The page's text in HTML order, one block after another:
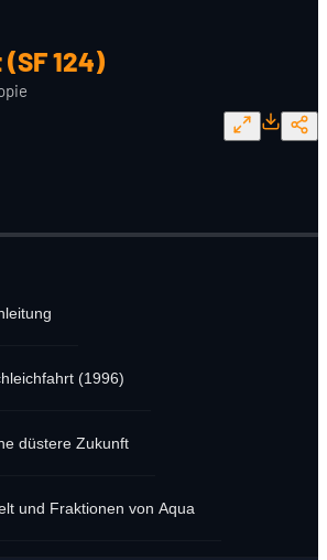
124)
(1996)
düstere Zukunft
und Fraktionen von Aqua